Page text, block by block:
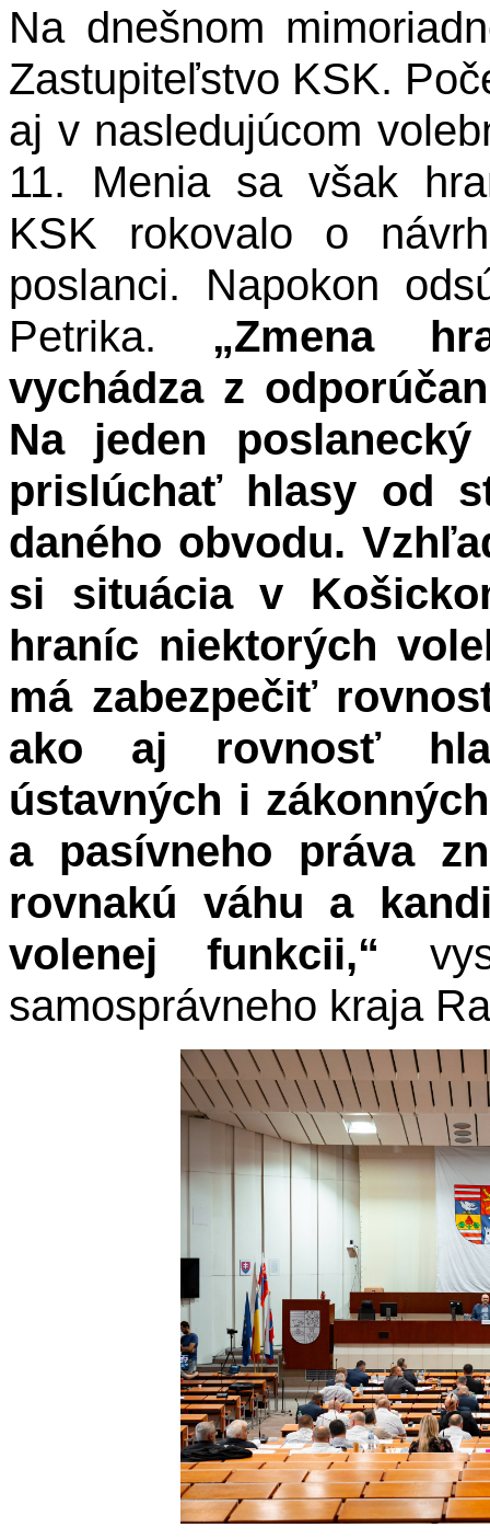
Na dnešnom
Zastupiteľstvo KSK.
aj v nasledujúcom
11. Menia sa však
KSK rokovalo o
poslanci. Napokon
Petrika. „Zmena
vychádza z
Na jeden
prislúchať hlasy od
daného obvodu.
si situácia v
hraníc niektorých
má zabezpečiť
ako aj rovnosť
ústavných i
a pasívneho práva
rovnakú váhu a
volenej funkcii,“
samosprávneho kraja